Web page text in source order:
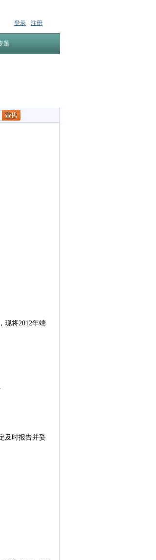
登录 注册
题
现将2012年端
及时报告并妥